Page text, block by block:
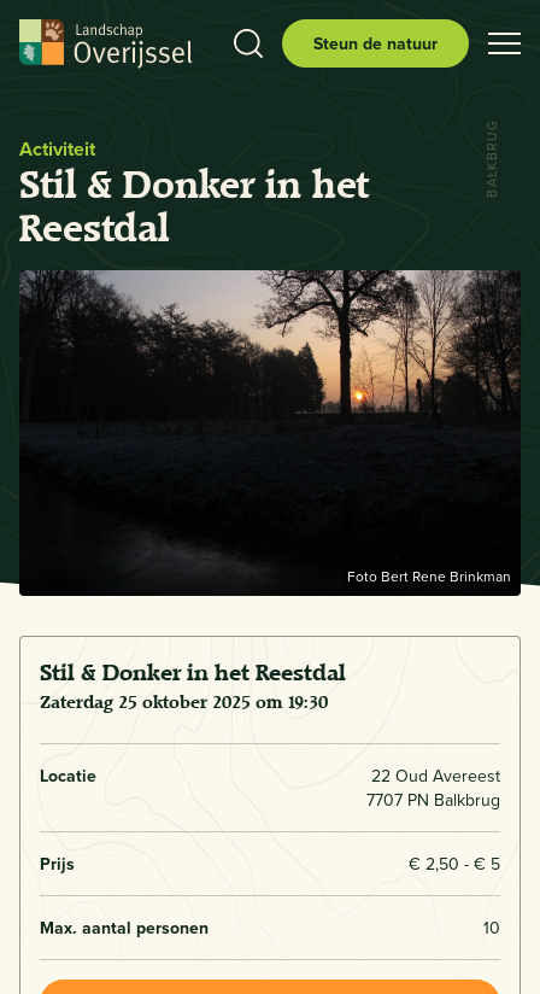
Steun de natuur
Activiteit
Stil & Donker in het
Reestdal
Foto Bert Rene Brinkman
BALKBRUG
Stil & Donker in het Reestdal
zaterdag 25 oktober 2025 om 19:30
Locatie
22 Oud Avereest
7707 PN Balkbrug
Prijs € 2,50 - € 5
Max. aantal personen 10